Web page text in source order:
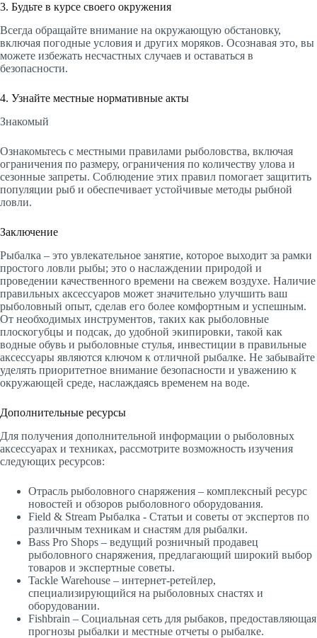
3. Будьте в курсе своего окружения
Всегда обращайте внимание на окружающую обстановку,
включая погодные условия и других моряков. Осознавая это, вы
можете избежать несчастных случаев и оставаться в
безопасности.
4. Узнайте местные нормативные акты
Знакомый
Ознакомьтесь с местными правилами рыболовства, включая
ограничения по размеру, ограничения по количеству улова и
сезонные запреты. Соблюдение этих правил помогает защитить
популяции рыб и обеспечивает устойчивые методы рыбной
ловли.
Заключение
Рыбалка – это увлекательное занятие, которое выходит за рамки
простого ловли рыбы; это о наслаждении природой и
проведении качественного времени на свежем воздухе. Наличие
правильных аксессуаров может значительно улучшить ваш
рыболовный опыт, сделав его более комфортным и успешным.
От необходимых инструментов, таких как рыболовные
плоскогубцы и подсак, до удобной экипировки, такой как
водные обувь и рыболовные стулья, инвестиции в правильные
аксессуары являются ключом к отличной рыбалке. Не забывайте
уделять приоритетное внимание безопасности и уважению к
окружающей среде, наслаждаясь временем на воде.
Дополнительные ресурсы
Для получения дополнительной информации о рыболовных
аксессуарах и техниках, рассмотрите возможность изучения
следующих ресурсов:
Отрасль рыболовного снаряжения – комплексный ресурс
новостей и обзоров рыболовного оборудования.
Field & Stream Рыбалка - Статьи и советы от экспертов по
различным техникам и снастям для рыбалки.
Bass Pro Shops – ведущий розничный продавец
рыболовного снаряжения, предлагающий широкий выбор
товаров и экспертные советы.
Tackle Warehouse – интернет-ретейлер,
специализирующийся на рыболовных снастях и
оборудовании.
Fishbrain – Социальная сеть для рыбаков, предоставляющая
прогнозы рыбалки и местные отчеты о рыбалке.